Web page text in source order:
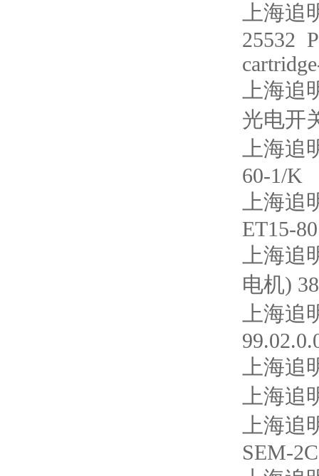
上海
25532
上海
光电开
上海
60-1/K
上海
ET15-
上海
电机)
上海
上海
上海
上海
SEM-